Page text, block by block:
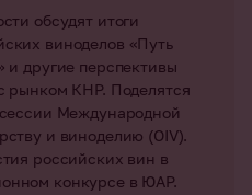
обсудят итоги
виноделов «Путь
и другие перспективы
рынком КНР. Поделятся
Международной
и виноделию (OIV).
российских вин в
конкурсе в ЮАР.